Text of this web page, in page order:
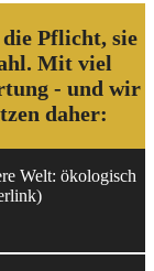
Pflicht, sie
Mit viel
- und wir
daher:
Welt: ökologisch